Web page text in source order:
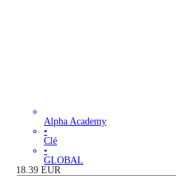
Alpha Academy
•
Clé
•
GLOBAL
18.39 EUR